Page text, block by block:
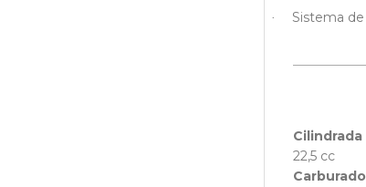
· Sistema
Cilindrada
22,5 cc